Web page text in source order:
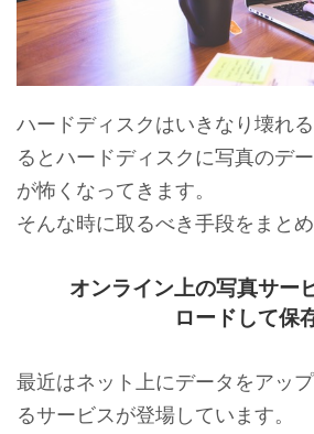
ハードディスクはいきなり壊れ
るとハードディスクに写真のデ
が怖くなってきます。
そんな時に取るべき手段をまとめ
オンライン上の写真サー
ロードして保
最近はネット上にデータをアッ
るサービスが登場しています。